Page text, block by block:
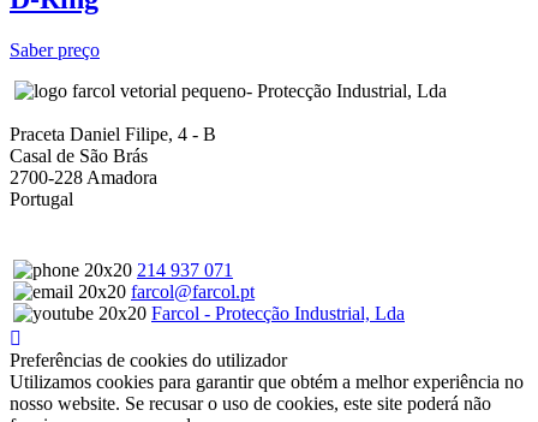
Saber preço
- Protecção Industrial, Lda
Praceta Daniel Filipe, 4 - B
Casal de São Brás
2700-228 Amadora
Portugal
214 937 071
farcol@farcol.pt
Farcol - Protecção Industrial, Lda
Preferências de cookies do utilizador
Utilizamos cookies para garantir que obtém a melhor experiência no
nosso website. Se recusar o uso de cookies, este site poderá não